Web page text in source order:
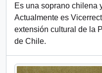
Es una soprano chilena
Actualmente es
extensión cultural de la
de Chile.